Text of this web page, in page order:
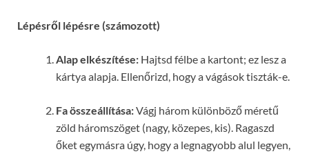
Lépésről lépésre (számozott)
Alap elkészítése: Hajtsd félbe a kartont; ez lesz a
kártya alapja. Ellenőrizd, hogy a vágások tiszták-e.
Fa összeállítása:Vágj három különböző méretű
zöld háromszöget (nagy, közepes, kis). Ragaszd
őket egymásra úgy, hogy a legnagyobb alul legyen,